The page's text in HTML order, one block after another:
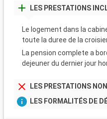
LES PRESTATIONS
Le logement dans la
toute la duree de la
La pension complete a
dejeuner du dernier jour
LES PRESTATIONS
LES FORMALITÉS DE